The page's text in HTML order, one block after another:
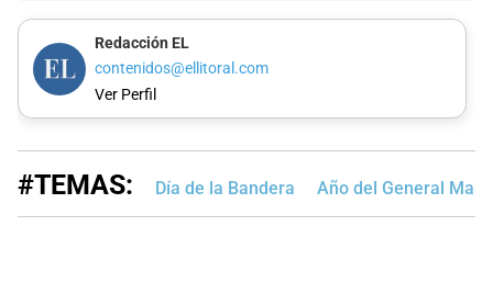
Redacción EL
contenidos@ellitoral.com
Ver Perfil
#TEMAS: Día de la Bandera Año del General